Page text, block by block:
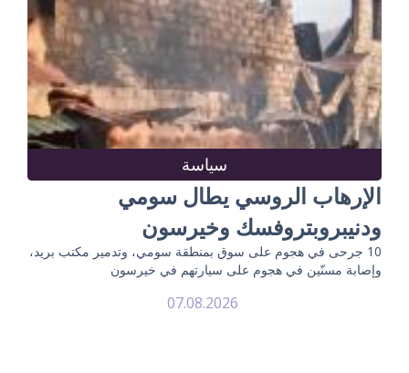
سياسة
الإرهاب الروسي يطال سومي
ودنيبروبتروفسك وخيرسون
10 جرحى في هجوم على سوق بمنطقة سومي، وتدمير مكتب بريد،
وإصابة مسنّين في هجوم على سيارتهم في خيرسون
07.08.2026